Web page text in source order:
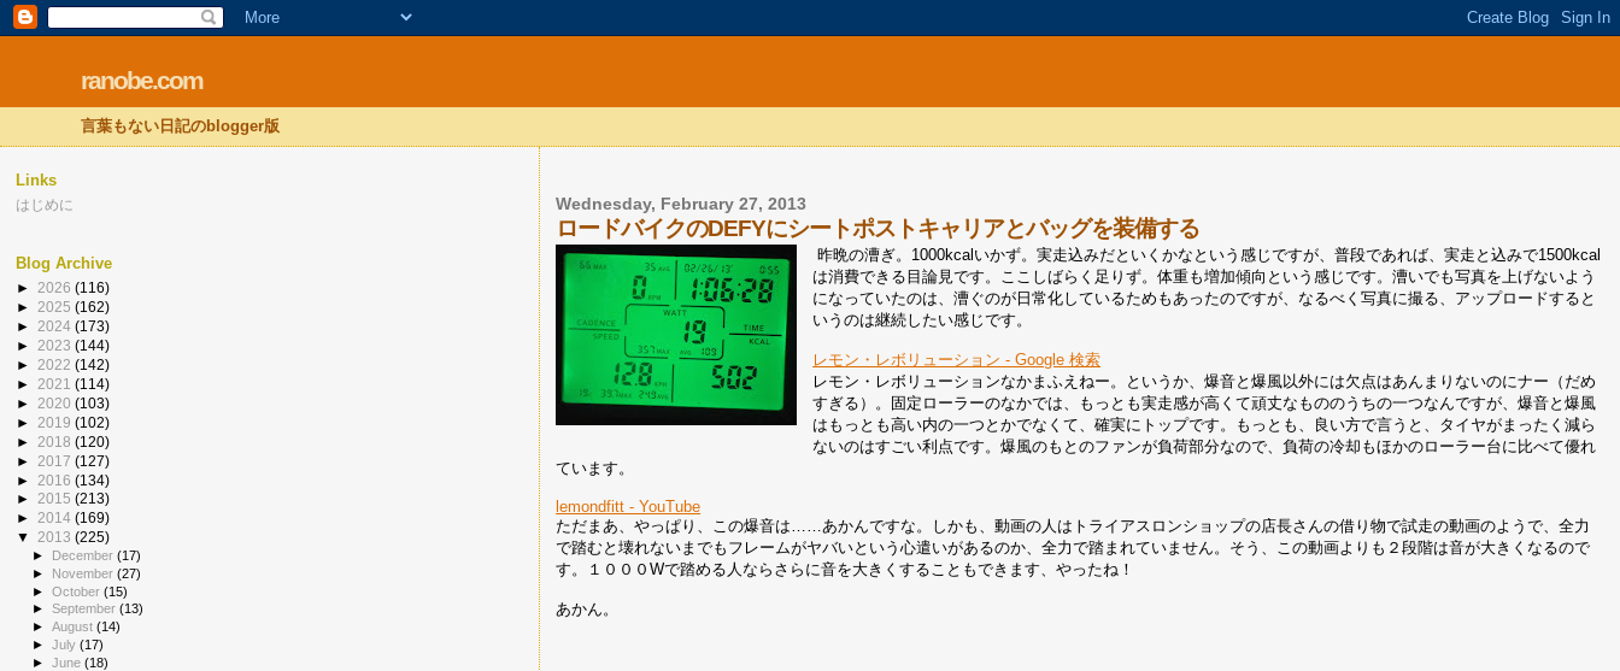
ranobe.com
言葉もない日記のblogger版
Wednesday, February 27, 2013
ロードバイクのDEFYにシートポストキャリアとバッグを装備する
昨晩の漕ぎ。1000kcalいかず。実走込みだといくかなという感じですが、普段であれば、実走と込みで1500kcal
は消費できる目論見です。ここしばらく足りず。体重も増加傾向という感じです。漕いでも写真を上げないよう
になっていたのは、漕ぐのが日常化しているためもあったのですが、なるべく写真に撮る、アップロードすると
いうのは継続したい感じです。
レモン・レボリューション - Google 検索
レモン・レボリューションなかまふえねー。というか、爆音と爆風以外には欠点はあんまりないのにナー（だめ
すぎる）。固定ローラーのなかでは、もっとも実走感が高くて頑丈なもののうちの一つなんですが、爆音と爆風
はもっとも高い内の一つとかでなくて、確実にトップです。もっとも、良い方で言うと、タイヤがまったく減ら
ないのはすごい利点です。爆風のもとのファンが負荷部分なので、負荷の冷却もほかのローラー台に比べて優れ
ています。
lemondfitt - YouTube
ただまあ、やっぱり、この爆音は……あかんですな。しかも、動画の人はトライアスロンショップの店長さんの借り物で試走の動画のようで、全力
で踏むと壊れないまでもフレームがヤバいという心遣いがあるのか、全力で踏まれていません。そう、この動画よりも２段階は音が大きくなるので
す。１０００Wで踏める人ならさらに音を大きくすることもできます、やったね！
あかん。
Links
はじめに
Blog Archive
► 2026 (116)
► 2025 (162)
► 2024 (173)
► 2023 (144)
► 2022 (142)
► 2021 (114)
► 2020 (103)
► 2019 (102)
► 2018 (120)
► 2017 (127)
► 2016 (134)
► 2015 (213)
► 2014 (169)
▼ 2013 (225)
► December(17)
► November(27)
►October(15)
►September(13)
►August(14)
►July(17)
►June(18)